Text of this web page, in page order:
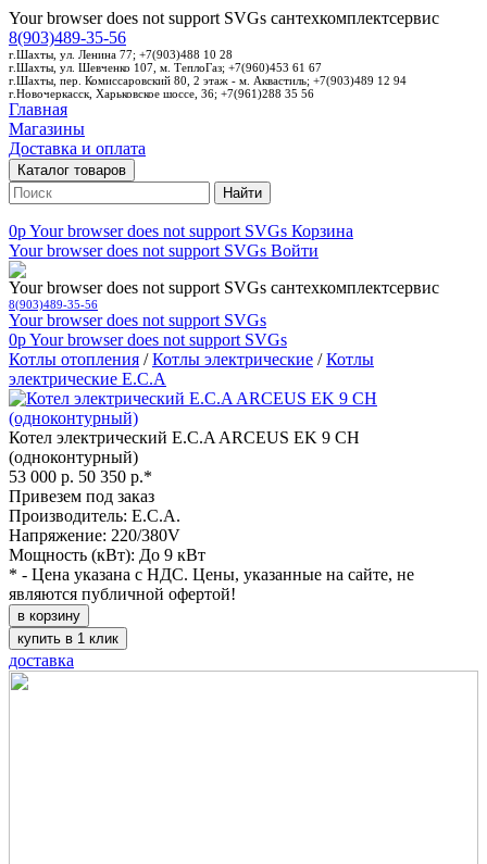
Your browser does not support SVGs сантехкомплектсервис
8(903)489-35-56
г.Шахты, ул. Ленина 77; +7(903)488 10 28
г.Шахты, ул. Шевченко 107, м. ТеплоГаз; +7(960)453 61 67
г.Шахты, пер. Комиссаровский 80, 2 этаж - м. Аквастиль; +7(903)489 12 94
г.Новочеркасск, Харьковское шоссе, 36; +7(961)288 35 56
Главная
Магазины
Доставка и оплата
Каталог товаров
Найти
0pYour browser does not support SVGs Корзина
Your browser does not support SVGs Войти
Your browser does not support SVGs сантехкомплектсервис
8(903)489-35-56
Your browser does not support SVGs
0pYour browser does not support SVGs
Котлы отопления /Котлы электрические /Котлы
электрические E.C.A
Котел электрический E.C.A ARCEUS EK 9 CH
(одноконтурный)
53 000 р. 50 350 р.*
Привезем под заказ
Производитель: E.C.A.
Напряжение: 220/380V
Мощность (кВт): До 9 кВт
* - Цена указана с НДС. Цены, указанные на сайте, не
являются публичной офертой!
в корзину
купить в 1 клик
доставка